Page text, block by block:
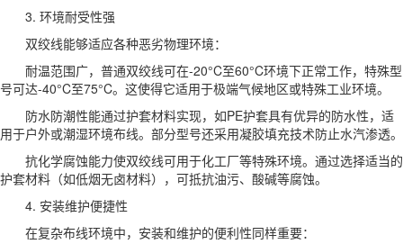
3. 环境耐受性强
双绞线能够适应各种恶劣物理环境：
耐温范围广，普通双绞线可在-20°C至60°C环境下正常工作，特殊型
号可达-40°C至75°C。这使得它适用于极端气候地区或特殊工业环境。
防水防潮性能通过护套材料实现，如PE护套具有优异的防水性，适
用于户外或潮湿环境布线。部分型号还采用凝胶填充技术防止水汽渗透。
抗化学腐蚀能力使双绞线可用于化工厂等特殊环境。通过选择适当的
护套材料（如低烟无卤材料），可抵抗油污、酸碱等腐蚀。
4. 安装维护便捷性
在复杂布线环境中，安装和维护的便利性同样重要：